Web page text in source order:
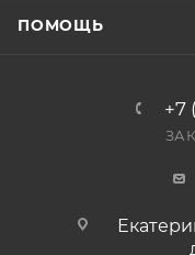
ПОМОЩЬ
+7